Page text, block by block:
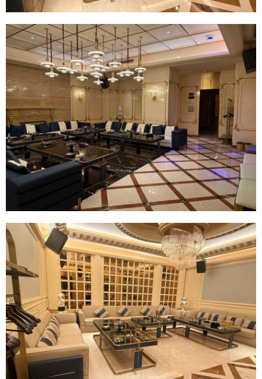
微信支付
立刻支付
¥
微信支付
立刻支付
您没有权限发布内容，请购买会员或者提升权
限。
6位以上
6位以上
忘记密码？找回 已有帐号？ 登录
社交帐号直接登录
QQ登录 微博登录